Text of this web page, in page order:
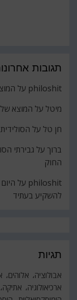
תגובות
philoshit על
מיטל על המוצא
חן טל על הסולידית
ברוך על גבירתי
החוק
philoshit על
להשקיע בעתיד
תגיות
אבולוציה אלוהים
ארכיאולוגיה
אתיקה